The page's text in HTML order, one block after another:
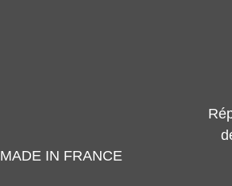
MADE IN FRANCE